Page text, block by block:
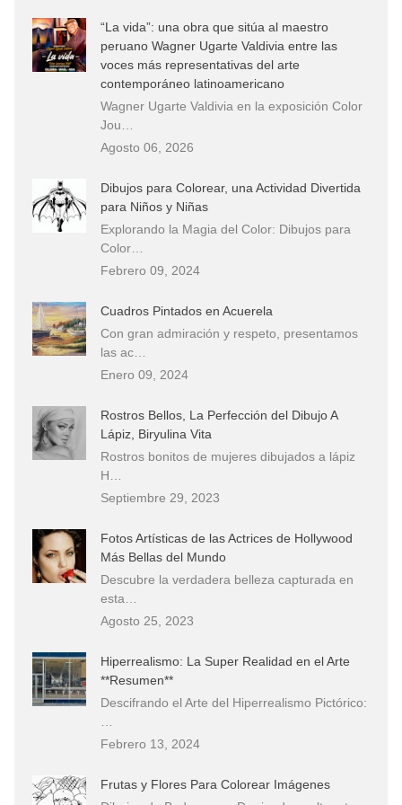
“La vida”: una obra que sitúa al maestro
peruano Wagner Ugarte Valdivia entre las
voces más representativas del arte
contemporáneo latinoamericano
Wagner Ugarte Valdivia en la exposición Color
Jou…
Agosto 06, 2026
Dibujos para Colorear, una Actividad Divertida
para Niños y Niñas
Explorando la Magia del Color: Dibujos para
Color…
Febrero 09, 2024
Cuadros Pintados en Acuerela
Con gran admiración y respeto, presentamos
las ac…
Enero 09, 2024
Rostros Bellos, La Perfección del Dibujo A
Lápiz, Biryulina Vita
Rostros bonitos de mujeres dibujados a lápiz
H…
Septiembre 29, 2023
Fotos Artísticas de las Actrices de Hollywood
Más Bellas del Mundo
Descubre la verdadera belleza capturada en
esta…
Agosto 25, 2023
Hiperrealismo: La Super Realidad en el Arte
**Resumen**
Descifrando el Arte del Hiperrealismo Pictórico:
Febrero 13, 2024
Frutas y Flores Para Colorear Imágenes